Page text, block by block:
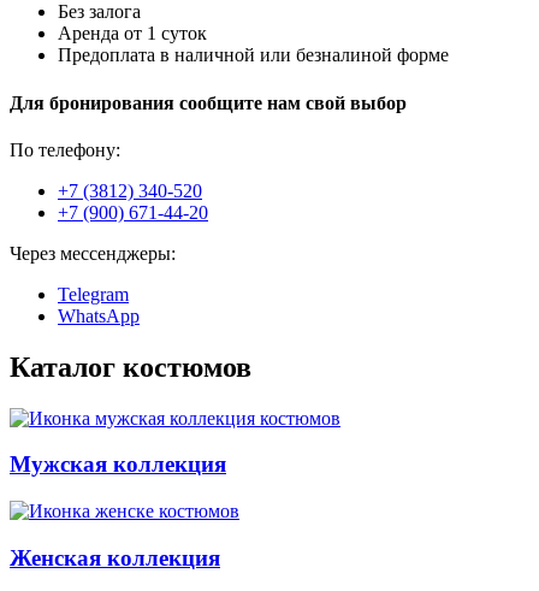
Без залога
Аренда от 1 суток
Предоплата в наличной или безналиной форме
Для бронирования сообщите нам свой выбор
По телефону:
+7 (3812) 340-520
+7 (900) 671-44-20
Через мессенджеры:
Telegram
WhatsApp
Каталог костюмов
Мужская коллекция
Женская коллекция